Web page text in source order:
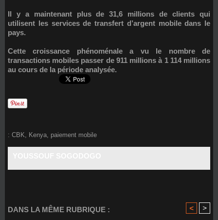
Il y a maintenant plus de 31,6 millions de clients qui
utilisent les services de transfert d’argent mobile dans le
pays.
Cette croissance phénoménale a vu le nombre de
transactions mobiles passer de 911 millions à 1 114 millions
au cours de la période analysée.
: CBK Kenya paiement mobile
DANS LA MÊME RUBRIQUE : < >